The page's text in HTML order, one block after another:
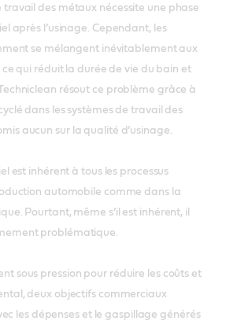
travail des métaux nécessite une phase
après l’usinage. Cependant, les
se mélangent inévitablement aux
qui réduit la durée de vie du bain et
résout ce problème grâce à
dans les systèmes de travail des
aucun sur la qualité d’usinage.
est inhérent à tous les processus
automobile comme dans la
Pourtant, même s’il est inhérent, il
problématique.
sous pression pour réduire les coûts et
deux objectifs commerciaux
les dépenses et le gaspillage générés